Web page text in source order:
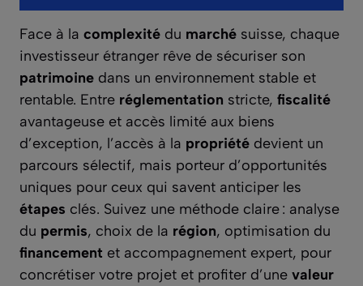
Face à la complexité du marché suisse, chaque
investisseur étranger rêve de sécuriser son
patrimoine dans un environnement stable et
rentable. Entre réglementation stricte, fiscalité
avantageuse et accès limité aux biens
d’exception, l’accès à la propriété devient un
parcours sélectif, mais porteur d’opportunités
uniques pour ceux qui savent anticiper les
étapes clés. Suivez une méthode claire : analyse
du permis, choix de la région, optimisation du
financement et accompagnement expert, pour
concrétiser votre projet et profiter d’une valeur